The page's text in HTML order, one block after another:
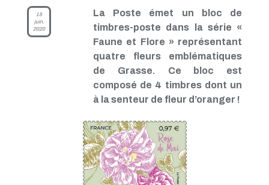
15
juin.
2020
La Poste émet un bloc de
timbres-poste dans la série «
Faune et Flore » représentant
quatre fleurs emblématiques
de Grasse. Ce bloc est
composé de 4 timbres dont un
à la senteur de fleur d’oranger !